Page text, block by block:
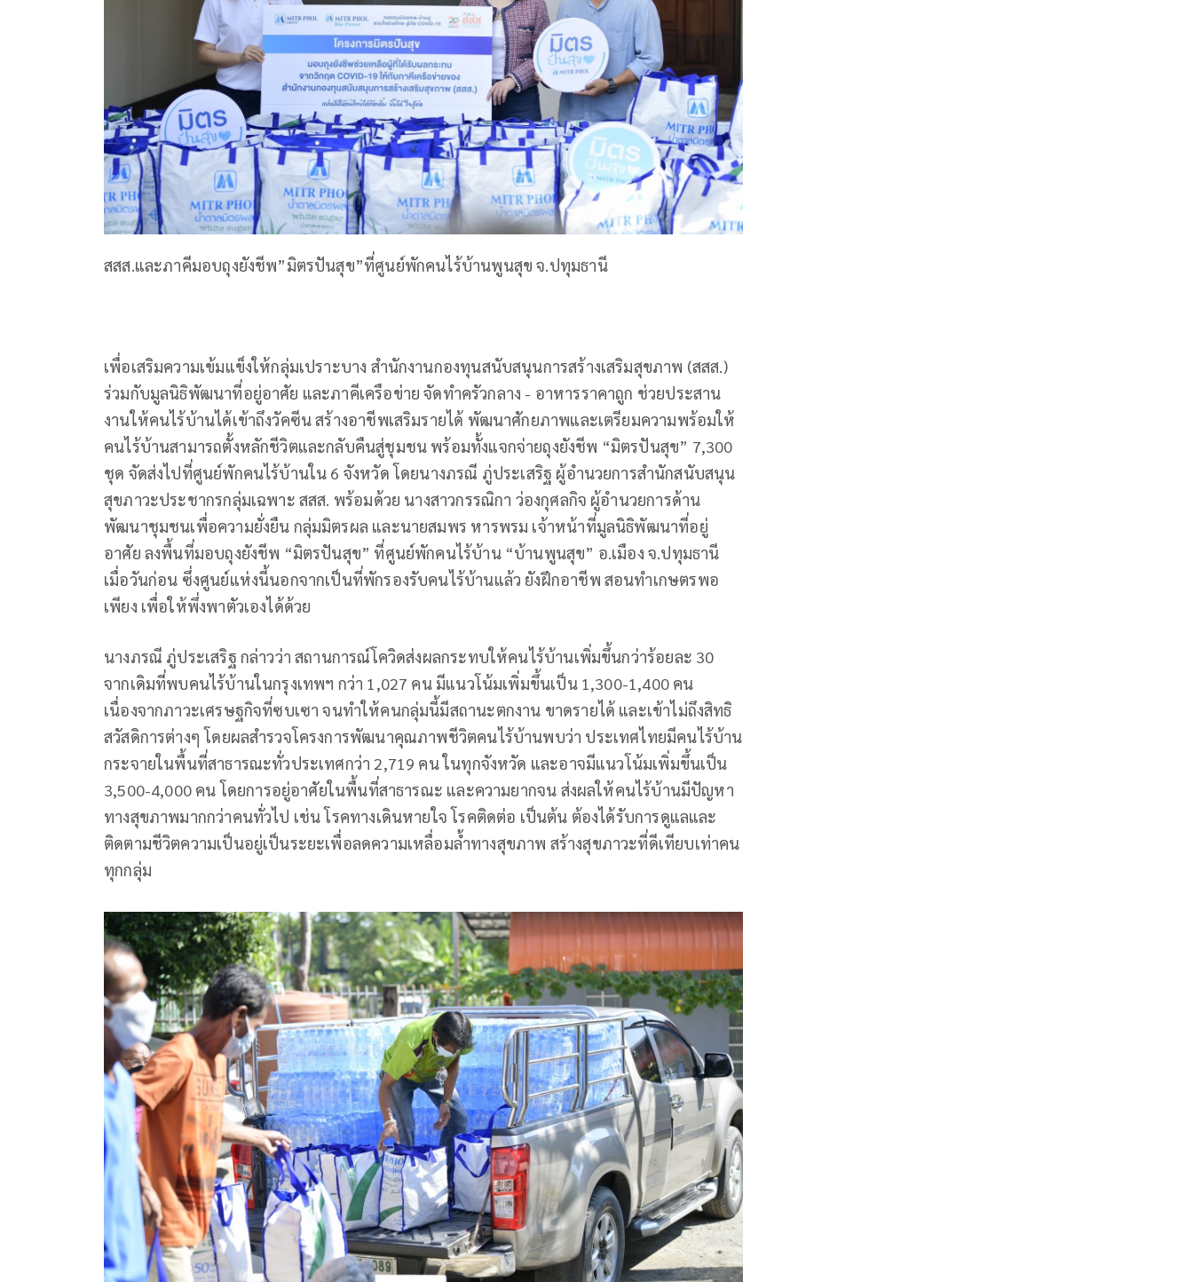
สสส.และภาคีมอบถุงยังชีพ”มิตรปันสุข”ที่ศูนย์พักคนไร้บ้านพูนสุข จ.ปทุมธานี
เพื่อเสริมความเข้มแข็งให้กลุ่มเปราะบาง สำนักงานกองทุนสนับสนุนการสร้างเสริมสุขภาพ (สสส.)
ร่วมกับมูลนิธิพัฒนาที่อยู่อาศัย และภาคีเครือข่าย จัดทำครัวกลาง - อาหารราคาถูก ช่วยประสาน
งานให้คนไร้บ้านได้เข้าถึงวัคซีน สร้างอาชีพเสริมรายได้ พัฒนาศักยภาพและเตรียมความพร้อมให้
คนไร้บ้านสามารถตั้งหลักชีวิตและกลับคืนสู่ชุมชน พร้อมทั้งแจกจ่ายถุงยังชีพ “มิตรปันสุข” 7,300
ชุด จัดส่งไปที่ศูนย์พักคนไร้บ้านใน 6 จังหวัด โดยนางภรณี ภู่ประเสริฐ ผู้อำนวยการสำนักสนับสนุน
สุขภาวะประชากรกลุ่มเฉพาะ สสส. พร้อมด้วย นางสาวกรรณิกา ว่องกุศลกิจ ผู้อำนวยการด้าน
พัฒนาชุมชนเพื่อความยั่งยืน กลุ่มมิตรผล และนายสมพร หารพรม เจ้าหน้าที่มูลนิธิพัฒนาที่อยู่
อาศัย ลงพื้นที่มอบถุงยังชีพ “มิตรปันสุข” ที่ศูนย์พักคนไร้บ้าน “บ้านพูนสุข” อ.เมือง จ.ปทุมธานี
เมื่อวันก่อน ซึ่งศูนย์แห่งนี้นอกจากเป็นที่พักรองรับคนไร้บ้านแล้ว ยังฝึกอาชีพ สอนทำเกษตรพอ
เพียง เพื่อให้พึ่งพาตัวเองได้ด้วย
นางภรณี ภู่ประเสริฐ กล่าวว่า สถานการณ์โควิดส่งผลกระทบให้คนไร้บ้านเพิ่มขึ้นกว่าร้อยละ 30
จากเดิมที่พบคนไร้บ้านในกรุงเทพฯ กว่า 1,027 คน มีแนวโน้มเพิ่มขึ้นเป็น 1,300-1,400 คน
เนื่องจากภาวะเศรษฐกิจที่ซบเซา จนทำให้คนกลุ่มนี้มีสถานะตกงาน ขาดรายได้ และเข้าไม่ถึงสิทธิ
สวัสดิการต่างๆ โดยผลสำรวจโครงการพัฒนาคุณภาพชีวิตคนไร้บ้านพบว่า ประเทศไทยมีคนไร้บ้าน
กระจายในพื้นที่สาธารณะทั่วประเทศกว่า 2,719 คน ในทุกจังหวัด และอาจมีแนวโน้มเพิ่มขึ้นเป็น
3,500-4,000 คน โดยการอยู่อาศัยในพื้นที่สาธารณะ และความยากจน ส่งผลให้คนไร้บ้านมีปัญหา
ทางสุขภาพมากกว่าคนทั่วไป เช่น โรคทางเดินหายใจ โรคติดต่อ เป็นต้น ต้องได้รับการดูแลและ
ติดตามชีวิตความเป็นอยู่เป็นระยะเพื่อลดความเหลื่อมล้ำทางสุขภาพ สร้างสุขภาวะที่ดีเทียบเท่าคน
ทุกกลุ่ม